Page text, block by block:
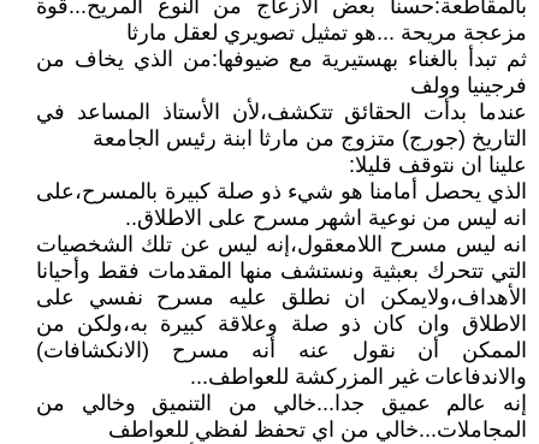
بالمقاطعة:حسنا بعض الازعاج من النوع المريح...قوة
مزعجة مريحة ...هو تمثيل تصويري لعقل مارثا
ثم تبدأ بالغناء بهستيرية مع ضيوفها:من الذي يخاف من
فرجينيا وولف
عندما بدأت الحقائق تتكشف،لأن الأستاذ المساعد في
التاريخ (جورج) متزوج من مارثا ابنة رئيس الجامعة
علينا ان نتوقف قليلا:
الذي يحصل أمامنا هو شيء ذو صلة كبيرة بالمسرح،على
انه ليس من نوعية اشهر مسرح على الاطلاق..
انه ليس مسرح اللامعقول،إنه ليس عن تلك الشخصيات
التي تتحرك بعبثية ونستشف منها المقدمات فقط وأحيانا
الأهداف،ولايمكن ان نطلق عليه مسرح نفسي على
الاطلاق وان كان ذو صلة وعلاقة كبيرة به،ولكن من
الممكن أن نقول عنه أنه مسرح (الانكشافات)
والاندفاعات غير المزركشة للعواطف...
إنه عالم عميق جدا...خالي من التنميق وخالي من
المجاملات...خالي من اي تحفظ لفظي للعواطف